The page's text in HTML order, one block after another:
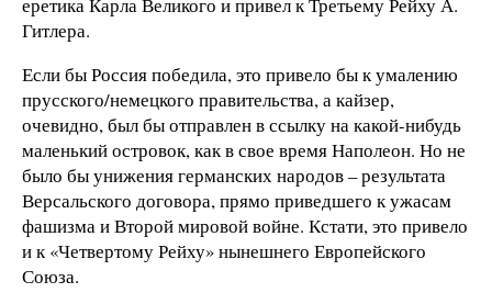
Гитлера.
Если бы Россия победила, это привело бы к умалению
прусского/немецкого правительства, а кайзер,
очевидно, был бы отправлен в ссылку на какой-нибудь
маленький островок, как в свое время Наполеон. Но не
было бы унижения германских народов – результата
Версальского договора, прямо приведшего к ужасам
фашизма и Второй мировой войне. Кстати, это привело
и к «Четвертому Рейху» нынешнего Европейского
Союза.